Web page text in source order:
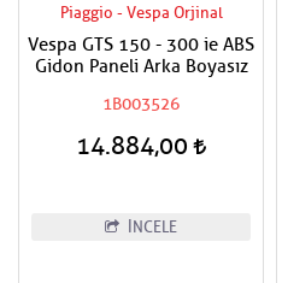
Piaggio - Vespa Orjinal
Vespa GTS 150 - 300 ie ABS
Gidon Paneli Arka Boyasız
1B003526
14.884,00
İNCELE